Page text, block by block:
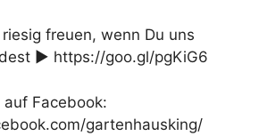
freuen, wenn Du uns
► https://goo.gl/pgKiG6
Facebook:
gartenhausking/